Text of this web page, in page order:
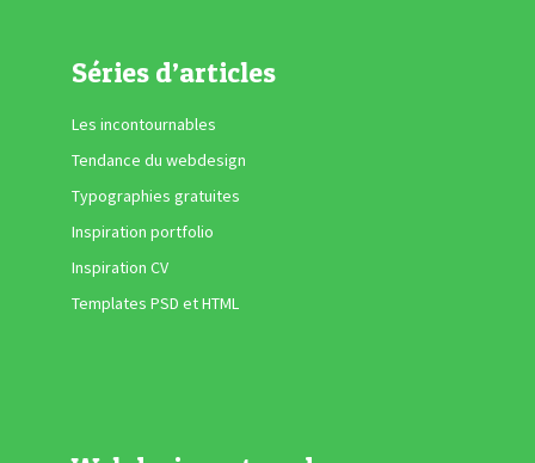
Séries d’articles
Les incontournables
Tendance du webdesign
Typographies gratuites
Inspiration portfolio
Inspiration CV
Templates PSD et HTML